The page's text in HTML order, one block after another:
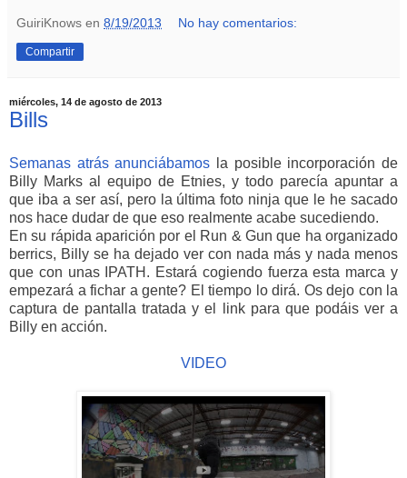
GuiriKnows en 8/19/2013 No hay comentarios:
Compartir
miércoles, 14 de agosto de 2013
Bills
Semanas atrás anunciábamos la posible incorporación de
Billy Marks al equipo de Etnies, y todo parecía apuntar a
que iba a ser así, pero la última foto ninja que le he sacado
nos hace dudar de que eso realmente acabe sucediendo.
En su rápida aparición por el Run & Gun que ha organizado
berrics, Billy se ha dejado ver con nada más y nada menos
que con unas IPATH. Estará cogiendo fuerza esta marca y
empezará a fichar a gente? El tiempo lo dirá. Os dejo con la
captura de pantalla tratada y el link para que podáis ver a
Billy en acción.
VIDEO